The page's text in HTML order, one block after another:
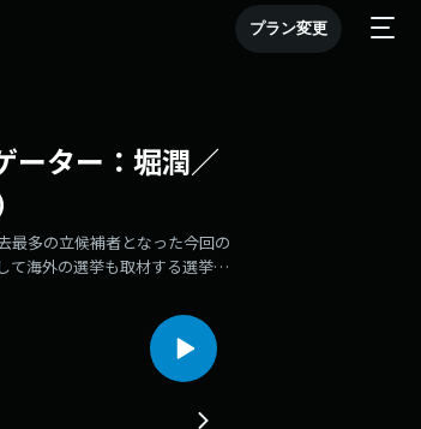
プラン変更
ーター：堀潤／
最多の立候補者となった今回の
て海外の選挙も取材する選挙取